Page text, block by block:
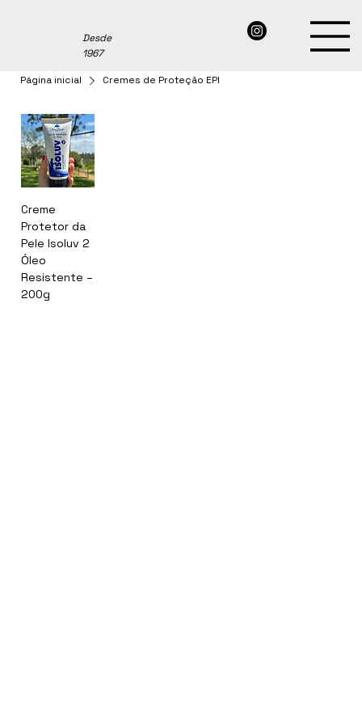
Desde
1967
Página inicial Cremes de Proteção EPI
Creme
Protetor da
Pele Isoluv 2
Óleo
Resistente –
200g